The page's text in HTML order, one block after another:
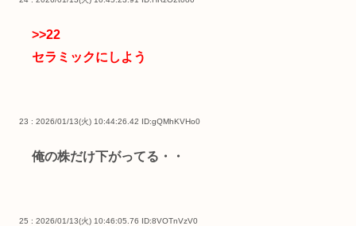
>>22
セラミックにしよう
23 : 2026/01/13(火) 10:44:26.42 ID:gQMhKVHo0
俺の株だけ下がってる・・
25 : 2026/01/13(火) 10:46:05.76 ID:8VOTnVzV0